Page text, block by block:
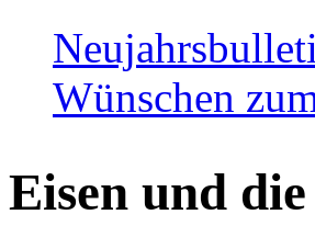
Wünschen
Eisen und die